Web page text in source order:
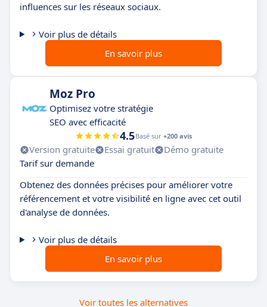
influences sur les réseaux sociaux.
Voir plus de détails
En savoir plus
Moz Pro
Optimisez votre stratégie
SEO avec efficacité
4.5Basé sur +200 avis
Version gratuite Essai gratuit
Démo gratuite
Tarif sur demande
Obtenez des données précises pour améliorer votre
référencement et votre visibilité en ligne avec cet outil
d'analyse de données.
Voir plus de détails
En savoir plus
Voir toutes les alternatives